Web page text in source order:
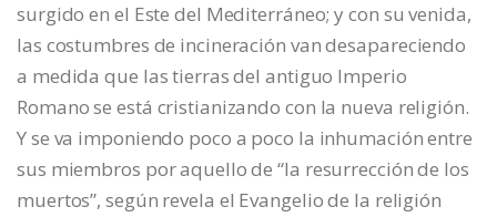
surgido en el Este del Mediterráneo; y con su venida,
las costumbres de incineración van desapareciendo
a medida que las tierras del antiguo Imperio
Romano se está cristianizando con la nueva religión.
Y se va imponiendo poco a poco la inhumación entre
sus miembros por aquello de “la resurrección de los
muertos”, según revela el Evangelio de la religión